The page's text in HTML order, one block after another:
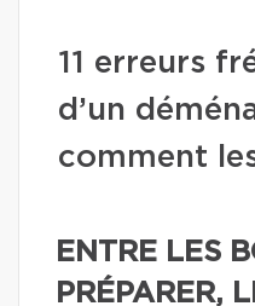
11 erreurs
d’un
comment
ENTRE LES
PRÉPARER,